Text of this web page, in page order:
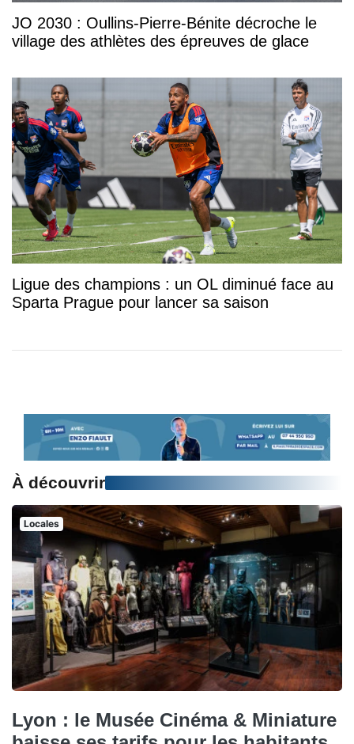
JO 2030 : Oullins-Pierre-Bénite décroche le
village des athlètes des épreuves de glace
Ligue des champions : un OL diminué face au
Sparta Prague pour lancer sa saison
À découvrir
Locales
Lyon : le Musée Cinéma & Miniature